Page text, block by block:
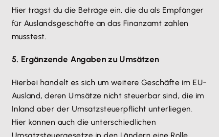
Hier trägst du die Beträge ein, die du als Empfänger
für Auslandsgeschäfte an das Finanzamt zahlen
musstest.
5. Ergänzende Angaben zu Umsätzen
Hierbei handelt es sich um weitere Geschäfte im EU-
Ausland, deren Umsätze nicht steuerbar sind, die im
Inland aber der Umsatzsteuerpflicht unterliegen.
Hier können auch die unterschiedlichen